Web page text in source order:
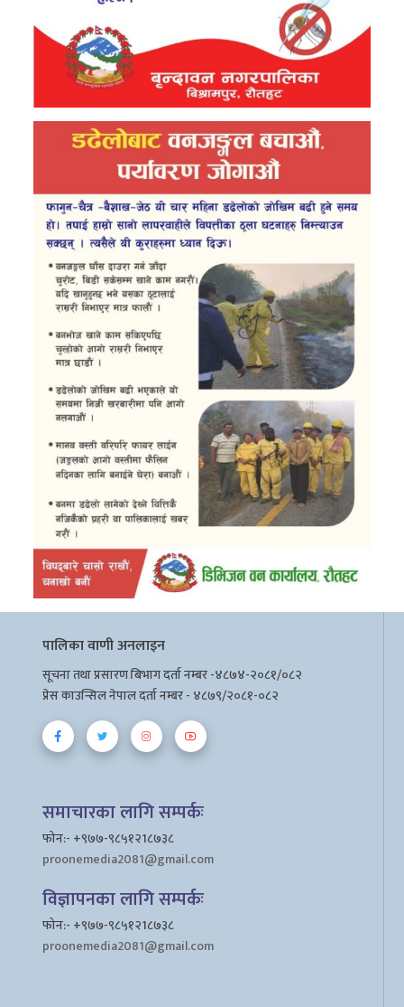
पालिका वाणी अनलाइन
सूचना तथा प्रसारण बिभाग दर्ता नम्बर -४८७४-२०८१/०८२
प्रेस काउन्सिल नेपाल दर्ता नम्बर - ४८७९/२०८१-०८२
समाचारका लागि सम्पर्कः
फोन:- +९७७-९८५१२1८७३८
proonemedia2081@gmail.com
विज्ञापनका लागि सम्पर्कः
फोन:- +९७७-९८५१२1८७३८
proonemedia2081@gmail.com